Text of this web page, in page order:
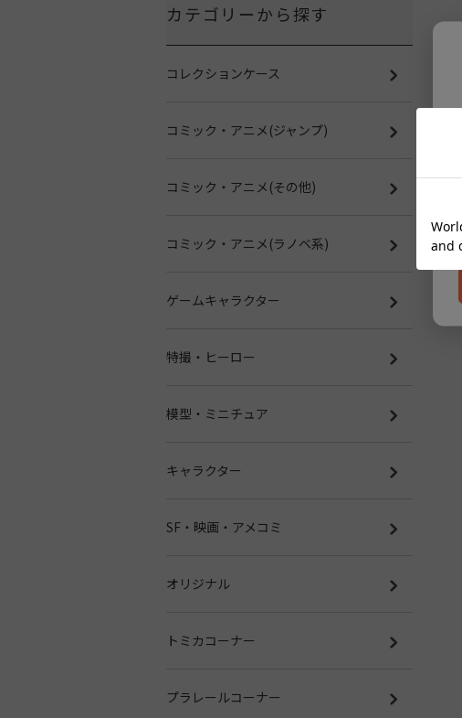
カテゴリーから探す
コレクションケース
コミック・アニメ(ジャンプ)
コミック・アニメ(その他)
コミック・アニメ(ラノベ系)
ゲームキャラクター
特撮・ヒーロー
模型・ミニチュア
キャラクター
SF・映画・アメコミ
オリジナル
トミカコーナー
プラレールコーナー